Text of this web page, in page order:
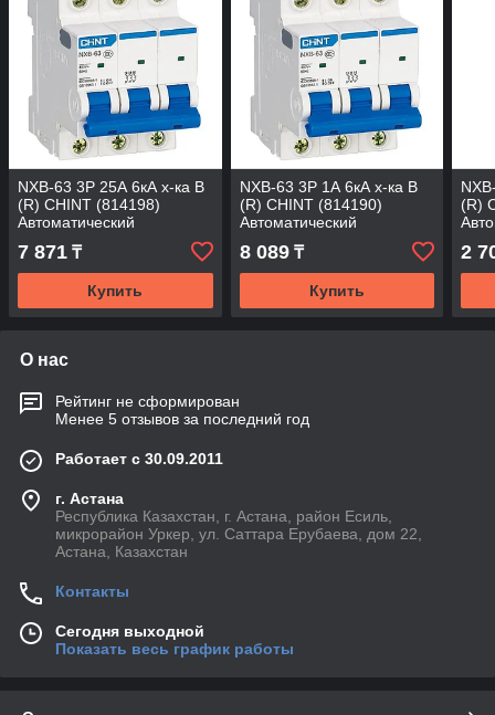
NXB-63 3P 25А 6кА х-ка B
(R) CHINT (814198)
Автоматический
выключатель
7 871 ₸
Купить
NXB-63 3P 1А 6кА х-ка B
(R) CHINT (814190)
Автоматический
выключатель
8 089₸
Купить
(R)
2
О нас
Рейтинг не сформирован
Менее 5 отзывов за последний год
Работает с 30.09.2011
г. Астана
Республика Казахстан, г. Астана, район Есиль,
микрорайон Уркер, ул. Саттара Ерубаева, дом 22,
Астана, Казахстан
Контакты
Сегодня выходной
Показать весь график работы